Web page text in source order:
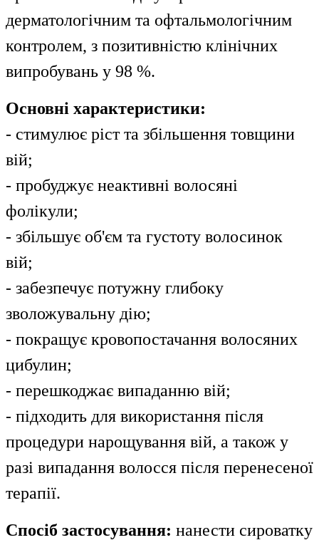
дерматологічним та офтальмологічним
контролем, з позитивністю клінічних
випробувань у 98 %.
Основні характеристики:
- стимулює ріст та збільшення товщини
вій;
- пробуджує неактивні волосяні
фолікули;
- збільшує об'єм та густоту волосинок
вій;
- забезпечує потужну глибоку
зволожувальну дію;
- покращує кровопостачання волосяних
цибулин;
- перешкоджає випаданню вій;
- підходить для використання після
процедури нарощування вій, а також у
разі випадання волосся після перенесеної
терапії.
Спосіб застосування: нанести сироватку